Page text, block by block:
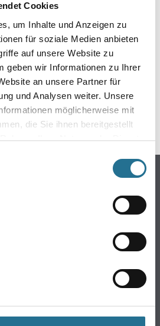
Cookies
um Inhalte und Anzeigen zu
für soziale Medien anbieten
auf unsere Website zu
geben wir Informationen zu Ihrer
an unsere Partner für
und Analysen weiter. Unsere
möglicherweise mit
die Sie ihnen bereitgestellt
Ihrer Nutzung der Dienste
schon an der Lösung und
schnell wie möglich beheben.
unseren Online-Shop
Sie sich inspirieren.
ZUM ONLINE-SHOP